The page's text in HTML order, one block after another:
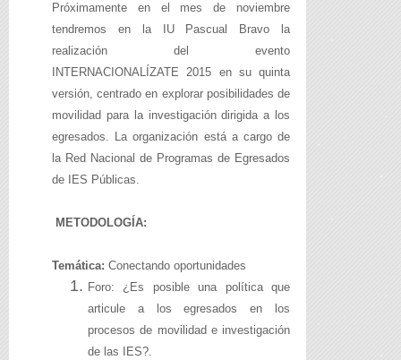
Próximamente en el mes de noviembre
tendremos en la IU Pascual Bravo la
realización del evento
INTERNACIONALÍZATE 2015 en su quinta
versión, centrado en explorar posibilidades de
movilidad para la investigación dirigida a los
egresados. La organización está a cargo de
la Red Nacional de Programas de Egresados
de IES Públicas.
METODOLOGÍA:
Temática: Conectando oportunidades
Foro: ¿Es posible una política que
articule a los egresados en los
procesos de movilidad e investigación
de las IES?.